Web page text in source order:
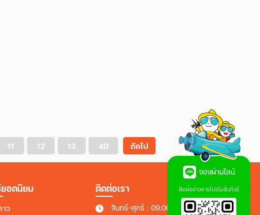
11 12 13 40 ถัดไป
อดนิยม
ว
ติดต่อเรา
จันทร์-ศุกร์ : 09.00 - 18.00 น.
จองผ่านไลน์
ติดต่อข่าวสารโปรโมชั่นทัวร์